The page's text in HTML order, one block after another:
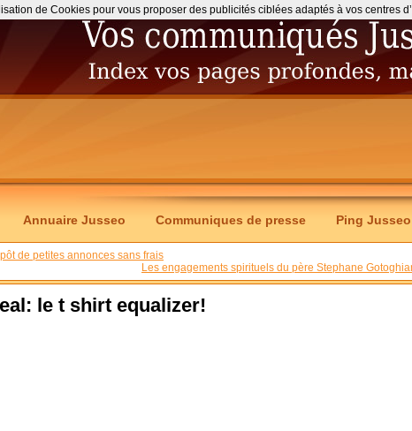
Annuaire Jusseo Communiques de presse Ping Jusseo
de petites annonces sans frais
Les engagements spirituels du père Stephane
le t shirt equalizer!
de Cookies pour vous proposer des publicités ciblées adaptés à vos centres